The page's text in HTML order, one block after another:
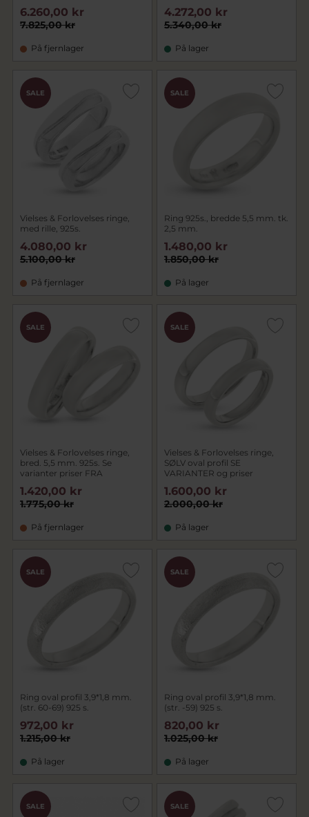
7.825,00 kr
6.260,00 kr
På fjernlager
5.340,00 kr
4.272,00 kr
På lager
SALE
Vielses & Forlovelses ringe,
med rille, 925s.
5.100,00 kr
4.080,00 kr
På fjernlager
SALE
Ring 925s., bredde 5,5 mm. tk.
2,5 mm.
1.850,00 kr
1.480,00 kr
På lager
SALE
Vielses & Forlovelses ringe,
bred. 5,5 mm. 925s. Se
varianter priser FRA
1.775,00 kr
1.420,00 kr
På fjernlager
SALE
Vielses & Forlovelses ringe,
SØLV oval profil SE
VARIANTER og priser
2.000,00 kr
1.600,00 kr
På lager
SALE
Ring oval profil 3,9*1,8 mm.
(str. 60-69) 925 s.
1.215,00 kr
972,00 kr
På lager
SALE
Ring oval profil 3,9*1,8 mm.
(str. -59) 925 s.
1.025,00 kr
820,00 kr
På lager
SALE SALE